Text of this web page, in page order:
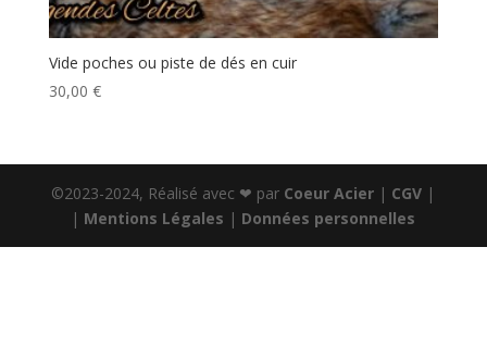
Vide poches ou piste de dés en cuir
30,00 €
©2023-2024, Réalisé avec ❤ par Coeur Acier | CGV |
| Mentions Légales | Données personnelles